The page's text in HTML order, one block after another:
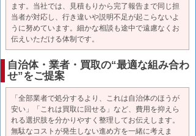
ます。当社では、見積もりから完了報告まで同じ担
当者が対応し、行き違いや説明不足が起こらないよ
うに努めています。細かな相談も途中で遠慮なくお
伝えいただける体制です。
自治体・業者・買取の“最適な組み合わ
せ”をご提案
「全部業者で処分するより、これは自治体のほうが
安い」「これは買取に回せる」など、費用を抑えら
れる選択肢を分かりやすく整理してお伝えします。
無駄なコストが発生しない進め方を一緒に考えま